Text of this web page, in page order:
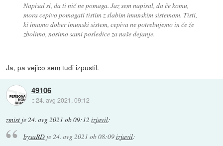
Napisal si, da ti nič ne pomaga. Jaz sem napisal, da če komu,
mora cepivo pomagati tistim z slabim imunskim sistemom. Tisti,
ki imamo dober imunski sistem, cepiva ne potrebujemo in če že
zbolimo, nosimo sami posledice za naše dejanje.
Ja, pa vejico sem tudi izpustil.
49106
::24. avg 2021, 09:12
zmist je24. avg 2021 ob 09:12 izjavil:
bysaRDje 24. avg 2021 ob 08:09izjavil: